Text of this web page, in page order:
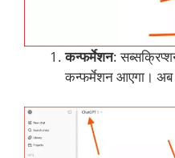
कन्फर्मेशन:
कन्फर्मेशन आएगा।